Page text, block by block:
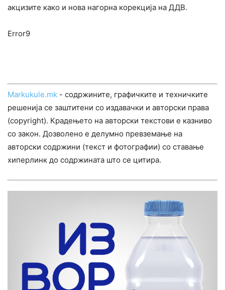
акцизите како и нова нагорна корекција на ДДВ.
Error9
Markukule.mk - содржините, графичките и техничките
решенија се заштитени со издавачки и авторски права
(copyright). Крадењето на авторски текстови е казниво
со закон. Дозволено е делумно превземање на
авторски содржини (текст и фотографии) со ставање
хиперлинк до содржината што се цитира.